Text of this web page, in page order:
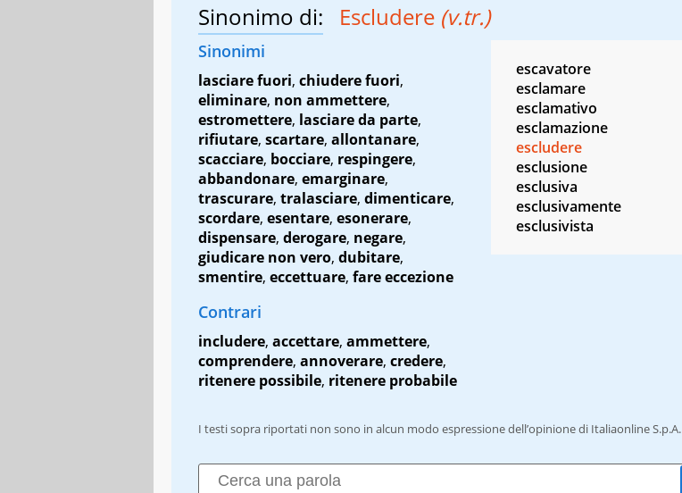
Sinonimo di: Escludere (v.tr.)
Sinonimi
lasciare fuori, chiudere fuori,
eliminare, non ammettere,
estromettere, lasciare da parte,
rifiutare, scartare, allontanare,
scacciare, bocciare, respingere,
abbandonare, emarginare,
trascurare, tralasciare, dimenticare,
scordare, esentare, esonerare,
dispensare, derogare, negare,
giudicare non vero, dubitare,
smentire, eccettuare, fare eccezione
Contrari
includere, accettare, ammettere,
comprendere, annoverare, credere,
ritenere possibile, ritenere probabile
escavatore
esclamare
esclamativo
esclamazione
escludere
esclusione
esclusiva
esclusivamente
esclusivista
I testi sopra riportati non sono in alcun modo espressione dell’opinione di Italiaonline S.p.A.